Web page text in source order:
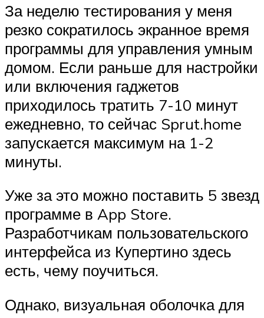
За неделю тестирования у меня
резко сократилось экранное время
программы для управления умным
домом. Если раньше для настройки
или включения гаджетов
приходилось тратить 7-10 минут
ежедневно, то сейчас Sprut.home
запускается максимум на 1-2
минуты.
Уже за это можно поставить 5 звезд
программе в App Store.
Разработчикам пользовательского
интерфейса из Купертино здесь
есть, чему поучиться.
Однако, визуальная оболочка для